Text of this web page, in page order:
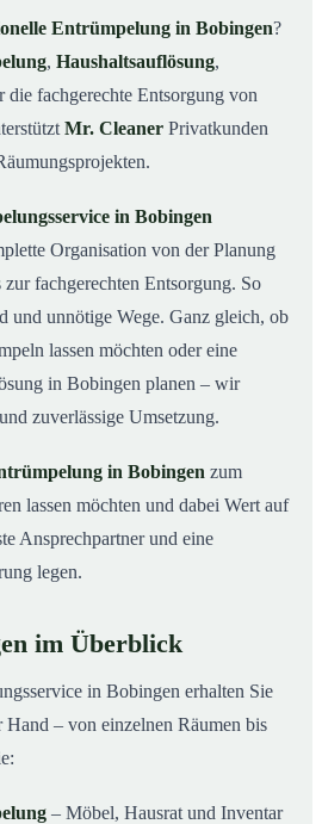
in Bobingen?
in Bobingen?
eine Entrümpelung
– so arbeiten unsere Profis
Entrümpelung in Bobingen?
, Haushaltsauflösung,
fachgerechte Entsorgung von
Mr. Cleaner Privatkunden
in Bobingen
Organisation von der Planung
fachgerechten Entsorgung. So
und unnötige Wege. Ganz gleich, ob
lassen möchten oder eine
in Bobingen planen – wir
zuverlässige Umsetzung.
in Bobingen zum
lassen möchten und dabei Wert auf
Ansprechpartner und eine
legen.
im Überblick
in Bobingen erhalten Sie
Hand – von einzelnen Räumen bis
– Möbel, Hausrat und Inventar